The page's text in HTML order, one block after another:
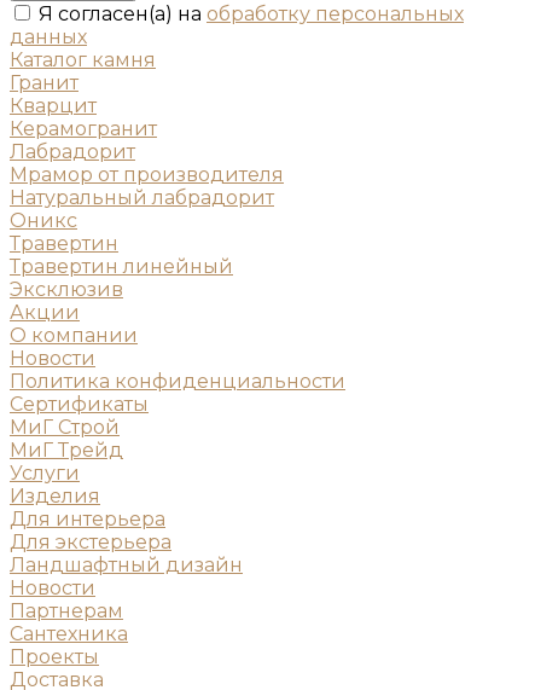
Я согласен(а) на обработку персональных
данных
Каталог камня
Гранит
Кварцит
Керамогранит
Лабрадорит
Мрамор от производителя
Натуральный лабрадорит
Оникс
Травертин
Травертин линейный
Эксклюзив
Акции
О компании
Новости
Политика конфиденциальности
Сертификаты
МиГ Строй
МиГ Трейд
Услуги
Изделия
Для интерьера
Для экстерьера
Ландшафтный дизайн
Новости
Партнерам
Сантехника
Проекты
Доставка